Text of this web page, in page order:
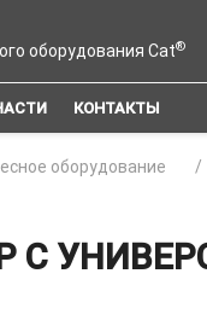
оборудования Cat®
КОНТАКТЫ
оборудование
С